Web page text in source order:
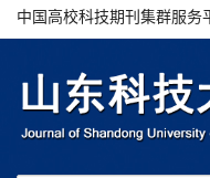
中国高校科技期刊集群服务